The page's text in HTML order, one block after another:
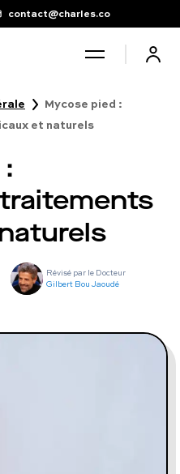
contact@charles.co
Mycose pied :
et naturels
Révisé par le Docteur
Gilbert Bou Jaoudé